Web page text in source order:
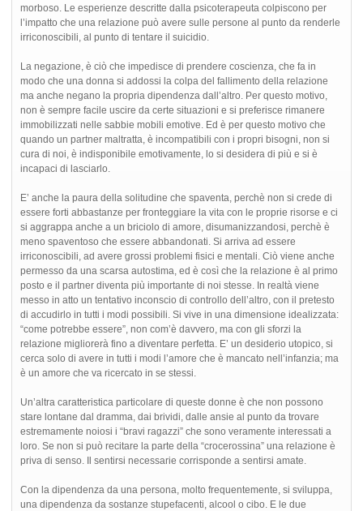
morboso. Le esperienze descritte dalla psicoterapeuta colpiscono per
l’impatto che una relazione può avere sulle persone al punto da renderle
irriconoscibili, al punto di tentare il suicidio.
La negazione, è ciò che impedisce di prendere coscienza, che fa in
modo che una donna si addossi la colpa del fallimento della relazione
ma anche negano la propria dipendenza dall’altro. Per questo motivo,
non è sempre facile uscire da certe situazioni e si preferisce rimanere
immobilizzati nelle sabbie mobili emotive. Ed è per questo motivo che
quando un partner maltratta, è incompatibili con i propri bisogni, non si
cura di noi, è indisponibile emotivamente, lo si desidera di più e si è
incapaci di lasciarlo.
E’ anche la paura della solitudine che spaventa, perchè non si crede di
essere forti abbastanze per fronteggiare la vita con le proprie risorse e ci
si aggrappa anche a un briciolo di amore, disumanizzandosi, perchè è
meno spaventoso che essere abbandonati. Si arriva ad essere
irriconoscibili, ad avere grossi problemi fisici e mentali. Ciò viene anche
permesso da una scarsa autostima, ed è così che la relazione è al primo
posto e il partner diventa più importante di noi stesse. In realtà viene
messo in atto un tentativo inconscio di controllo dell’altro, con il pretesto
di accudirlo in tutti i modi possibili. Si vive in una dimensione idealizzata:
“come potrebbe essere”, non com’è davvero, ma con gli sforzi la
relazione migliorerà fino a diventare perfetta. E’ un desiderio utopico, si
cerca solo di avere in tutti i modi l’amore che è mancato nell’infanzia; ma
è un amore che va ricercato in se stessi.
Un’altra caratteristica particolare di queste donne è che non possono
stare lontane dal dramma, dai brividi, dalle ansie al punto da trovare
estremamente noiosi i “bravi ragazzi” che sono veramente interessati a
loro. Se non si può recitare la parte della “crocerossina” una relazione è
priva di senso. Il sentirsi necessarie corrisponde a sentirsi amate.
Con la dipendenza da una persona, molto frequentemente, si sviluppa,
una dipendenza da sostanze stupefacenti, alcool o cibo. E le due